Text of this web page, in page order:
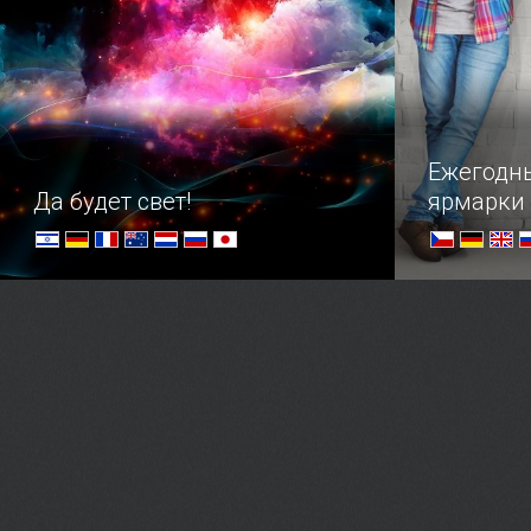
Да будет свет!
ярмарки